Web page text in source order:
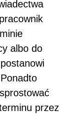
albo do
przez